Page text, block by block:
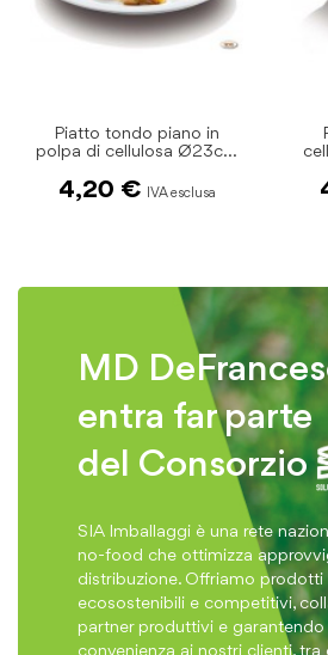
Fondina in polpa di
cellulosa 400ml Ø18cm
4,50 €
MD
entra far parte
del Consorzio
SIA Imballaggi è una rete
no-food che ottimizza
distribuzione. Offriamo prodotti
ecosostenibili e competitivi,
partner produttivi e garantendo